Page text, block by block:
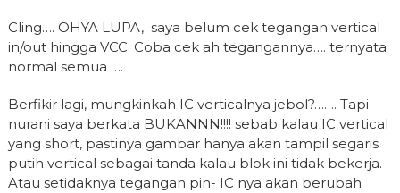
Cling…. OHYA LUPA, saya belum cek tegangan vertical
in/out hingga VCC. Coba cek ah tegangannya…. ternyata
normal semua ….
Berfikir lagi, mungkinkah IC verticalnya jebol?……. Tapi
nurani saya berkata BUKANNN!!!! sebab kalau IC vertical
yang short, pastinya gambar hanya akan tampil segaris
putih vertical sebagai tanda kalau blok ini tidak bekerja.
Atau setidaknya tegangan pin- IC nya akan berubah